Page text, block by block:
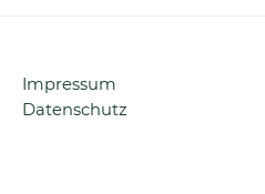
Navigation
überspringen
Impressum
Datenschutz